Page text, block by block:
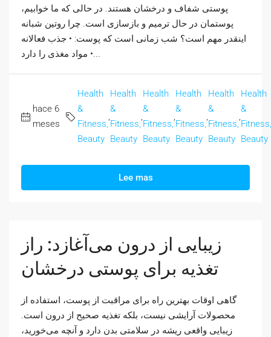
پوستی شفاف و درخشان هستند. در حالی که ما خوابیم،
پوستمان در حال ترمیم و بازسازی است. چرا روتین شبانه
اینقدر مهم است؟ شب زمانی است که پوست: • جذب فعالانه
مواد مغذی را دارد •...
hace 6
meses
Health
&
Fitness,
Beauty
Health
&
Fitness,
Beauty
Health
&
Fitness,
Beauty
Health
&
Fitness,
Beauty
Health
&
Fitness,
Beauty
Health
&
Fitness,
Beauty
Lee mas
زیبایی از درون می‌آغازد: راز
تغذیه برای پوستی درخشان
گاهی اوقات بهترین راه برای مراقبت از پوست، استفاده از
محصولات آرایشی نیست، بلکه تغذیه صحیح از درون است.
زیبایی واقعی ریشه در سلامتی بدن دارد و آنچه می‌خورید،